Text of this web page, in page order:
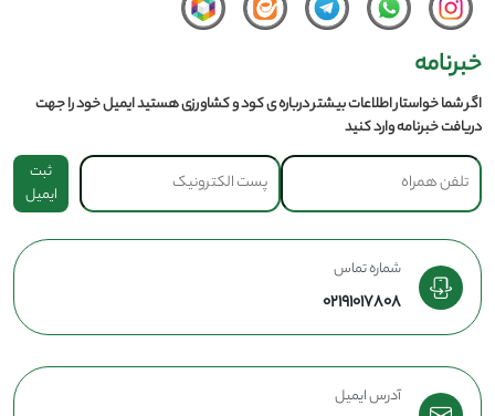
خبرنامه
اگر شما خواستار اطلاعات بیشتر درباره ی کود و کشاورزی هستید ایمیل خود را جهت
دریافت خبرنامه وارد کنید
ثبت
ایمیل
شماره تماس
02191017808
آدرس ایمیل